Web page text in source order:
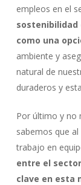
empleos en el
sostenibilidad
como una
ambiente y
natural de
duraderos y
Por último y no
sabemos que
trabajo en
entre el
clave en esta